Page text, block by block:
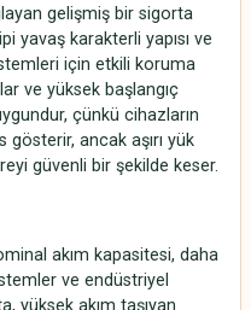
gelişmiş bir sigorta
yavaş karakterli yapısı ve
için etkili koruma
ve yüksek başlangıç
çünkü cihazların
gösterir, ancak aşırı yük
güvenli bir şekilde keser.
akım kapasitesi, daha
ve endüstriyel
yüksek akım taşıyan